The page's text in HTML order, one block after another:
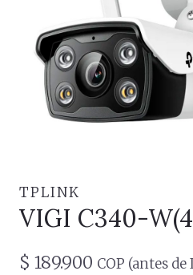
TPLINK
VIGI C340-
$ 189.900 COP (antes de